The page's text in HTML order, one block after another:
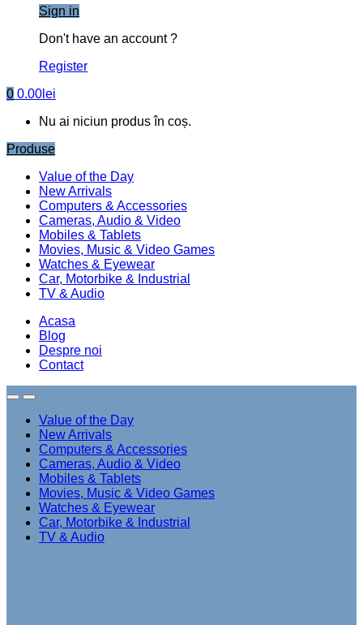
Sign in
Don't have an account ?
Register
0 0.00 lei
Nu ai niciun produs în coș.
Produse
Value of the Day
New Arrivals
Computers & Accessories
Cameras, Audio & Video
Mobiles & Tablets
Movies, Music & Video Games
Watches & Eyewear
Car, Motorbike & Industrial
TV & Audio
Acasa
Blog
Despre noi
Contact
Value of the Day
New Arrivals
Computers & Accessories
Cameras, Audio & Video
Mobiles & Tablets
Movies, Music & Video Games
Watches & Eyewear
Car, Motorbike & Industrial
TV & Audio